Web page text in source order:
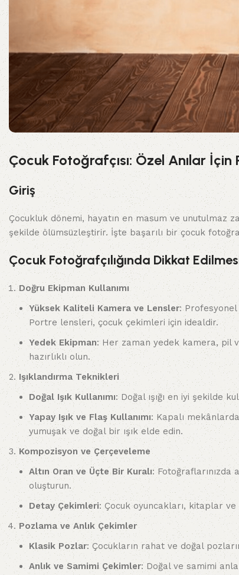
Çocuk Fotoğrafçısı: Özel Anılar
Giriş
Çocukluk dönemi, hayatın en masum ve unutulmaz
şekilde ölümsüzleştirir. İşte başarılı bir çocuk
Çocuk Fotoğrafçılığında Dikkat
Doğru Ekipman Kullanımı
Yüksek Kaliteli Kamera ve Lensler:
Portre lensleri, çocuk çekimleri için idealdir.
Yedek Ekipman: Her zaman yedek kamera, pil
hazırlıklı olun.
Işıklandırma Teknikleri
Doğal Işık Kullanımı: Doğal ışığı en iyi şekilde
Yapay Işık ve Flaş Kullanımı: Kapalı
yumuşak ve doğal bir ışık elde edin.
Kompozisyon ve Çerçeveleme
Altın Oran ve Üçte Bir Kuralı:
oluşturun.
Detay Çekimleri: Çocuk oyuncakları, kitaplar
Pozlama ve Anlık Çekimler
Klasik Pozlar: Çocukların rahat ve doğal
Anlık ve Samimi Çekimler: Doğal ve samimi